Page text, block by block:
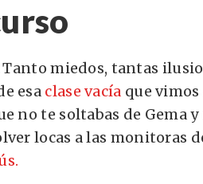
Tanto miedos, tantas
esa clase vacía que
no te soltabas de Gema
locas a las monitoras